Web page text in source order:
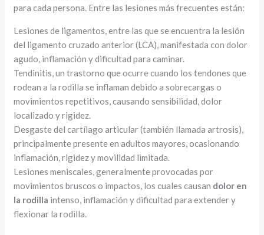
para cada persona. Entre las lesiones más frecuentes están:
Lesiones de ligamentos, entre las que se encuentra la lesión
del ligamento cruzado anterior (LCA), manifestada con dolor
agudo, inflamación y dificultad para caminar.
Tendinitis, un trastorno que ocurre cuando los tendones que
rodean a la rodilla se inflaman debido a sobrecargas o
movimientos repetitivos, causando sensibilidad, dolor
localizado y rigidez.
Desgaste del cartílago articular (también llamada artrosis),
principalmente presente en adultos mayores, ocasionando
inflamación, rigidez y movilidad limitada.
Lesiones meniscales, generalmente provocadas por
movimientos bruscos o impactos, los cuales causan dolor en
la rodilla intenso, inflamación y dificultad para extender y
flexionar la rodilla.